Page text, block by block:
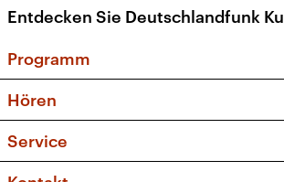
Entdecken Sie Deutschlandfunk
Programm
Sendungen und Podcasts
Musikliste
Hören
Frequenzen (UKW + DAB+)
Service
FAQ